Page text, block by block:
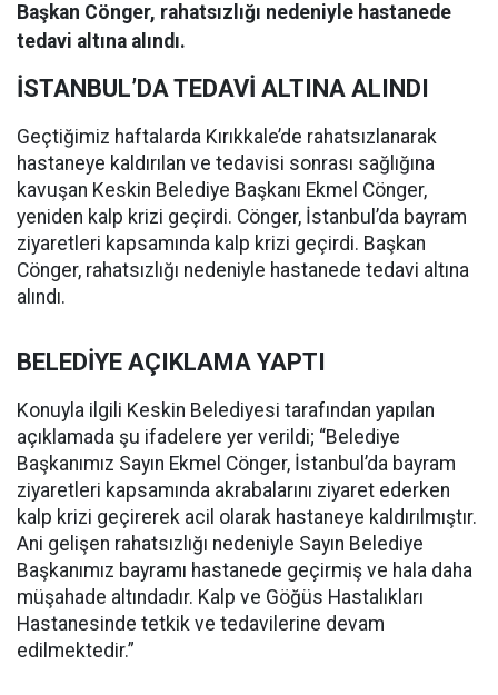
Başkan Cönger, rahatsızlığı nedeniyle hastanede
tedavi altına alındı.
İSTANBUL’DA TEDAVİ ALTINA ALINDI
Geçtiğimiz haftalarda Kırıkkale’de rahatsızlanarak
hastaneye kaldırılan ve tedavisi sonrası sağlığına
kavuşan Keskin Belediye Başkanı Ekmel Cönger,
yeniden kalp krizi geçirdi. Cönger, İstanbul’da bayram
ziyaretleri kapsamında kalp krizi geçirdi. Başkan
Cönger, rahatsızlığı nedeniyle hastanede tedavi altına
alındı.
BELEDİYE AÇIKLAMA YAPTI
Konuyla ilgili Keskin Belediyesi tarafından yapılan
açıklamada şu ifadelere yer verildi; “Belediye
Başkanımız Sayın Ekmel Cönger, İstanbul’da bayram
ziyaretleri kapsamında akrabalarını ziyaret ederken
kalp krizi geçirerek acil olarak hastaneye kaldırılmıştır.
Ani gelişen rahatsızlığı nedeniyle Sayın Belediye
Başkanımız bayramı hastanede geçirmiş ve hala daha
müşahade altındadır. Kalp ve Göğüs Hastalıkları
Hastanesinde tetkik ve tedavilerine devam
edilmektedir.”